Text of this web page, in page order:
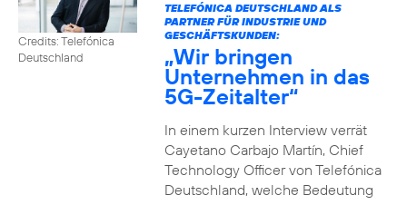
Credits: Telefónica
Deutschland
TELEFÓNICA DEUTSCHLAND ALS
PARTNER FÜR INDUSTRIE UND
GESCHÄFTSKUNDEN:
„Wir bringen
Unternehmen in das
5G-Zeitalter“
In einem kurzen Interview verrät
Cayetano Carbajo Martín, Chief
Technology Officer von Telefónica
Deutschland, welche Bedeutung